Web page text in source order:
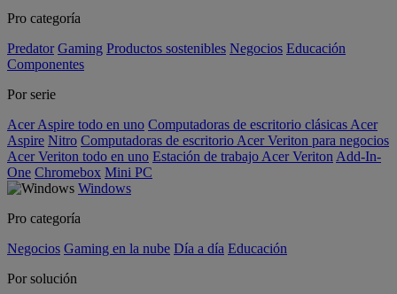
Pro categoría
Predator Gaming Productos sostenibles Negocios Educación
Componentes
Por serie
Acer Aspire todo en uno Computadoras de escritorio clásicas Acer
Aspire Nitro Computadoras de escritorio Acer Veriton para negocios
Acer Veriton todo en uno Estación de trabajo Acer Veriton Add-In-
One Chromebox Mini PC
Windows
Pro categoría
Negocios Gaming en la nube Día a día Educación
Por solución